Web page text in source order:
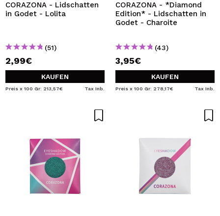
CORAZONA - Lidschatten
in Godet - Lolita
(51)
2,99€
KAUFEN
Preis x 100 Gr: 213,57€ Tax Inb.
CORAZONA - *Diamond
Edition* - Lidschatten in
Godet - Charoite
(43)
3,95€
KAUFEN
Preis x 100 Gr: 278,17€ Tax Inb.